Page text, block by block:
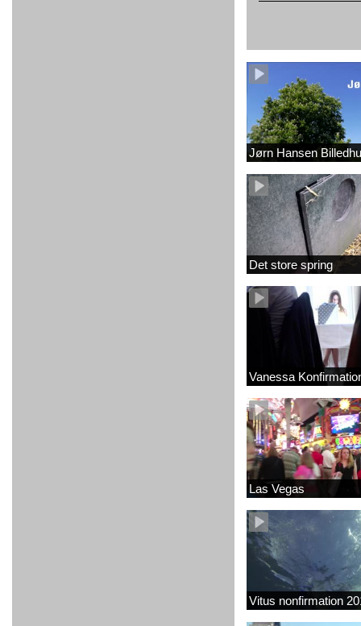
Jørn Hansen
Det store spring
Vanessa
Las Vegas
Vitus nonfirmation